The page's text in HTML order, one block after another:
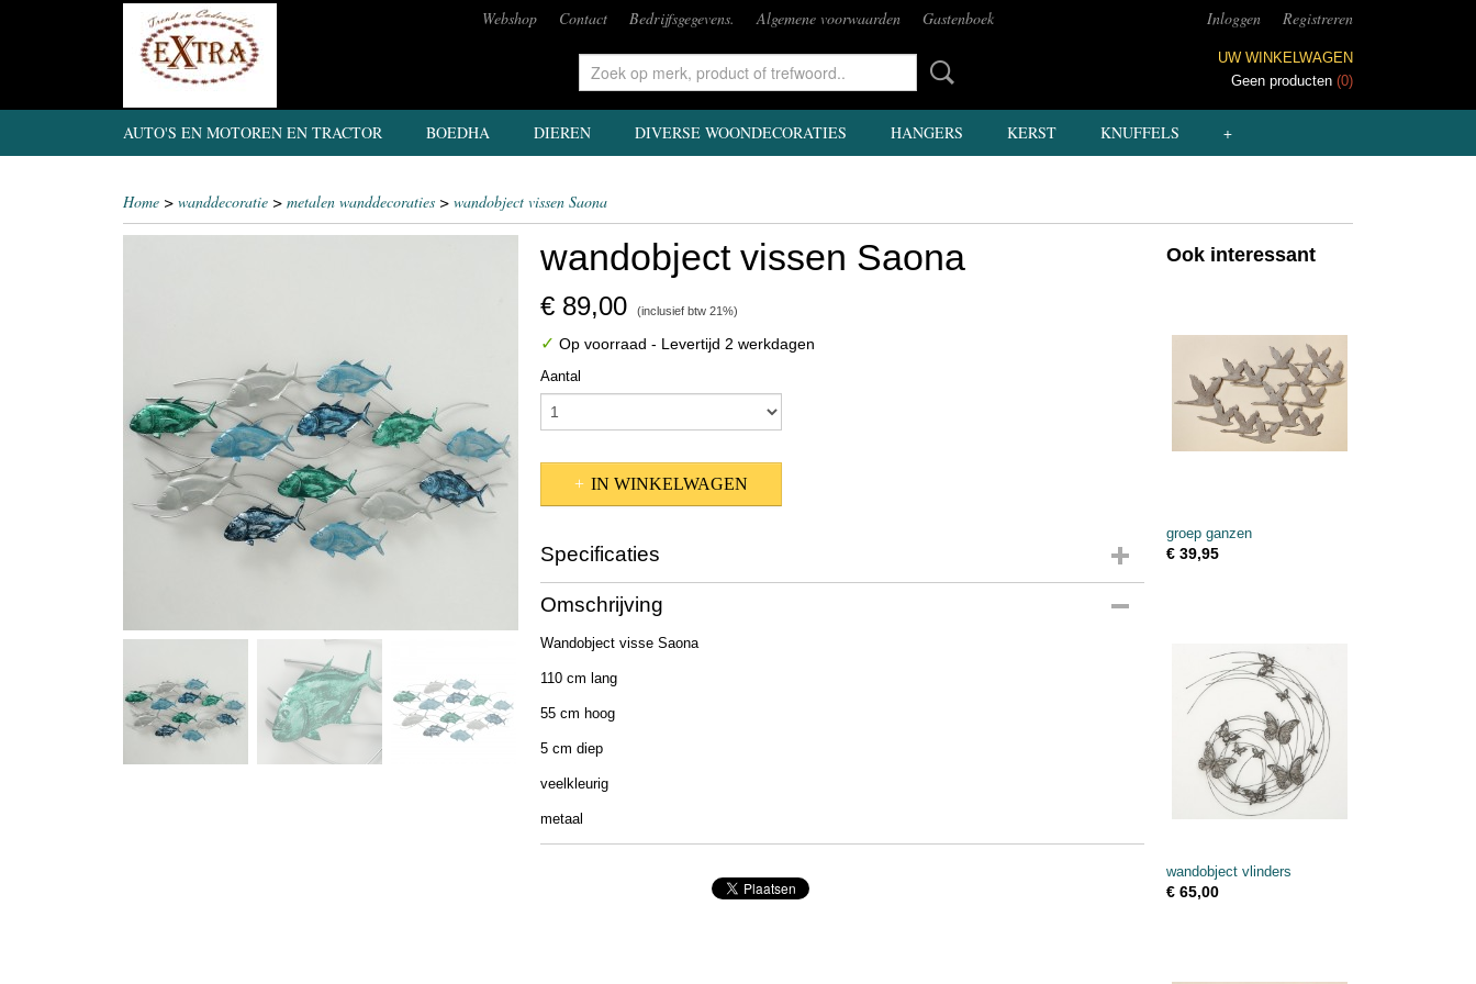
Webshop Contact Bedrijfsgegevens. Algemene voorwaarden Gastenboek Inloggen Registreren
UW WINKELWAGEN
Geen producten (0)
AUTO'S EN MOTOREN EN TRACTOR BOEDHA DIEREN DIVERSE WOONDECORATIES HANGERS KERST KNUFFELS +
Home > wanddecoratie > metalen wanddecoraties > wandobject vissen Saona
wandobject vissen Saona
€ 89,00 (inclusief btw 21%)
✓ Op voorraad - Levertijd 2 werkdagen
Aantal
IN WINKELWAGEN
Specificaties
Productcode
EAN code
Afmetingen (l,b,h)
Omschrijving
Wandobject visse Saona
110 cm lang
55 cm hoog
5 cm diep
veelkleurig
metaal
Ook interessant
groep ganzen
€ 39,95
wandobject vlinders
€ 65,00